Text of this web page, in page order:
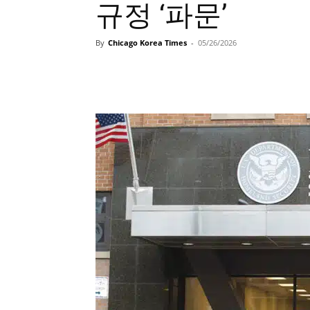
규정 ‘파문’
By Chicago Korea Times - 05/26/2026